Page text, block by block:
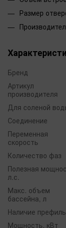
Размер
Бренд
Артикул
производителя
Для соленой
Соединение
Переменная
скорость
Количество фаз
Полезная
л.с.
Макс. объем
бассейна, л
Наличие
Мощность, кВт